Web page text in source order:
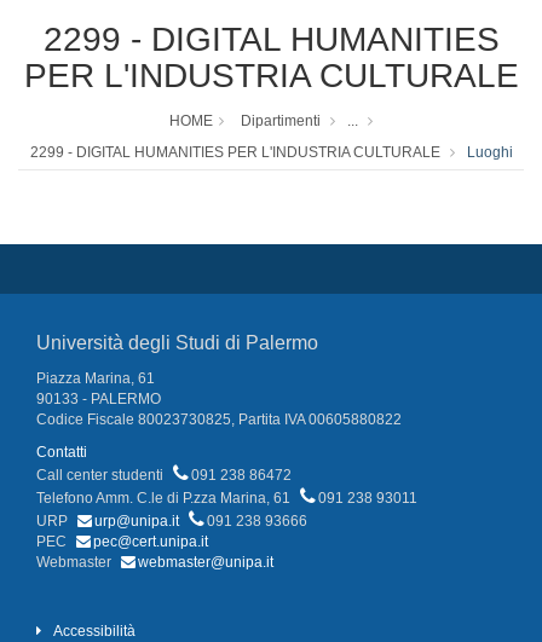
2299 - DIGITAL HUMANITIES
PER L'INDUSTRIA CULTURALE
HOME Dipartimenti
...
2299 - DIGITAL HUMANITIES PER L'INDUSTRIA CULTURALE
Luoghi
Università degli Studi di Palermo
Piazza Marina, 61
90133 - PALERMO
Codice Fiscale 80023730825, Partita IVA 00605880822
Contatti
Call center studenti
091 238 86472
Telefono Amm. C.le di P.zza Marina, 61
091 238 93011
URP
urp@unipa.it
091 238 93666
PEC
pec@cert.unipa.it
Webmaster
webmaster@unipa.it
Accessibilità